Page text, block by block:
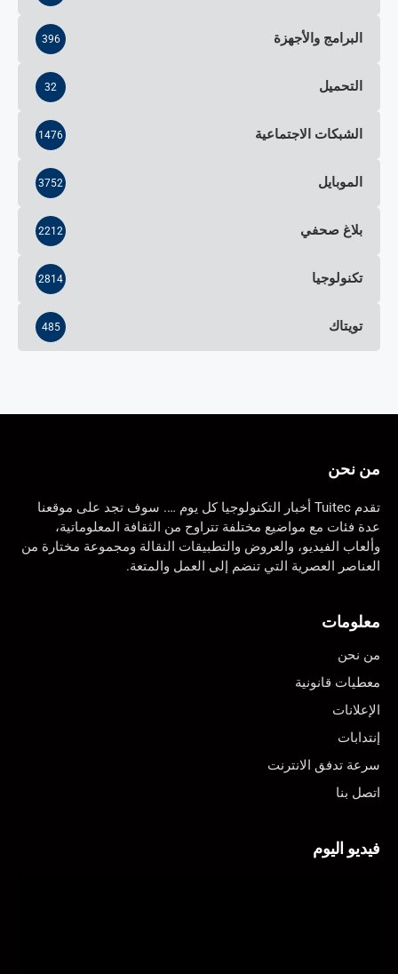
البرامج والأجهزة 396
التحميل 32
الشبكات الاجتماعية 1476
الموبايل 3752
بلاغ صحفي 2212
تكنولوجيا 2814
تويتاك 485
من نحن
تقدم Tuitec أخبار التكنولوجيا كل يوم …. سوف تجد على موقعنا
عدة فئات مع مواضيع مختلفة تتراوح من الثقافة المعلوماتية،
وألعاب الفيديو، والعروض والتطبيقات النقالة ومجموعة مختارة من
العناصر العصرية التي تنضم إلى العمل والمتعة.
معلومات
من نحن
معطيات قانونية
الإعلانات
إنتدابات
سرعة تدفق الانترنت
اتصل بنا
فيديو اليوم